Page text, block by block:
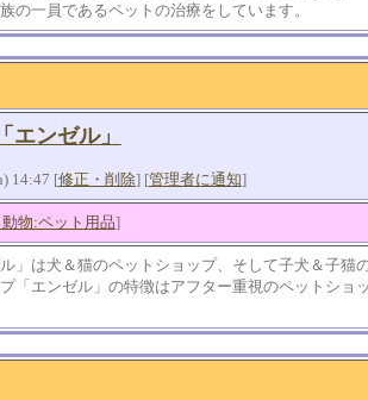
の一員であるペットの治療をしています。
エンゼル」
14:47 [修正・削除] [管理者に通知]
物:ペット用品]
」は犬＆猫のペットショップ、そして子犬＆子猫
「エンゼル」の特徴はアフター重視のペットショ